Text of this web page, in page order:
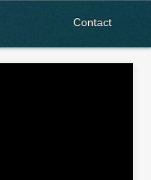
Contact